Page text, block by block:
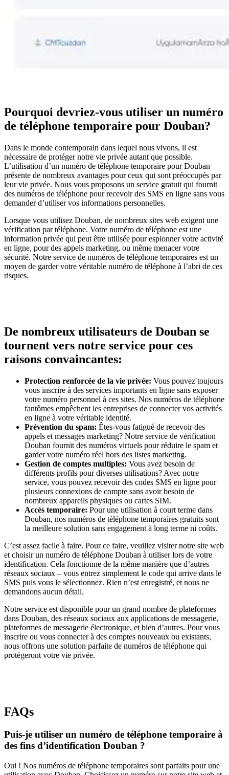
Pourquoi devriez-vous utiliser un numéro
de téléphone temporaire pour Douban?
Dans le monde contemporain dans lequel nous vivons, il est
nécessaire de protéger notre vie privée autant que possible.
L’utilisation d’un numéro de téléphone temporaire pour Douban
présente de nombreux avantages pour ceux qui sont préoccupés par
leur vie privée. Nous vous proposons un service gratuit qui fournit
des numéros de téléphone pour recevoir des SMS en ligne sans vous
demander d’utiliser vos informations personnelles.
Lorsque vous utilisez Douban, de nombreux sites web exigent une
vérification par téléphone. Votre numéro de téléphone est une
information privée qui peut être utilisée pour espionner votre activité
en ligne, pour des appels marketing, ou même menacer votre
sécurité. Notre service de numéros de téléphone temporaires est un
moyen de garder votre véritable numéro de téléphone à l’abri de ces
risques.
De nombreux utilisateurs de Douban se
tournent vers notre service pour ces
raisons convaincantes:
Protection renforcée de la vie privée: Vous pouvez toujours
vous inscrire à des services importants en ligne sans exposer
votre numéro personnel à ces sites. Nos numéros de téléphone
fantômes empêchent les entreprises de connecter vos activités
en ligne à votre véritable identité.
Prévention du spam: Êtes-vous fatigué de recevoir des
appels et messages marketing? Notre service de vérification
Douban fournit des numéros virtuels pour réduire le spam et
garder votre numéro réel hors des listes marketing.
Gestion de comptes multiples: Vous avez besoin de
différents profils pour diverses utilisations? Avec notre
service, vous pouvez recevoir des codes SMS en ligne pour
plusieurs connexions de compte sans avoir besoin de
nombreux appareils physiques ou cartes SIM.
Accès temporaire: Pour une utilisation à court terme dans
Douban, nos numéros de téléphone temporaires gratuits sont
la meilleure solution sans engagement à long terme ni coûts.
C’est assez facile à faire. Pour ce faire, veuillez visiter notre site web
et choisir un numéro de téléphone Douban à utiliser lors de votre
identification. Cela fonctionne de la même manière que d’autres
réseaux sociaux – vous entrez simplement le code qui arrive dans le
SMS puis vous le sélectionnez. Rien n’est enregistré, et nous ne
demandons aucun détail.
Notre service est disponible pour un grand nombre de plateformes
dans Douban, des réseaux sociaux aux applications de messagerie,
plateformes de messagerie électronique, et bien d’autres. Pour vous
inscrire ou vous connecter à des comptes nouveaux ou existants,
nous offrons une solution parfaite de numéros de téléphone qui
protégeront votre vie privée.
FAQs
Puis-je utiliser un numéro de téléphone temporaire à
des fins d’identification Douban ?
Oui ! Nos numéros de téléphone temporaires sont parfaits pour une